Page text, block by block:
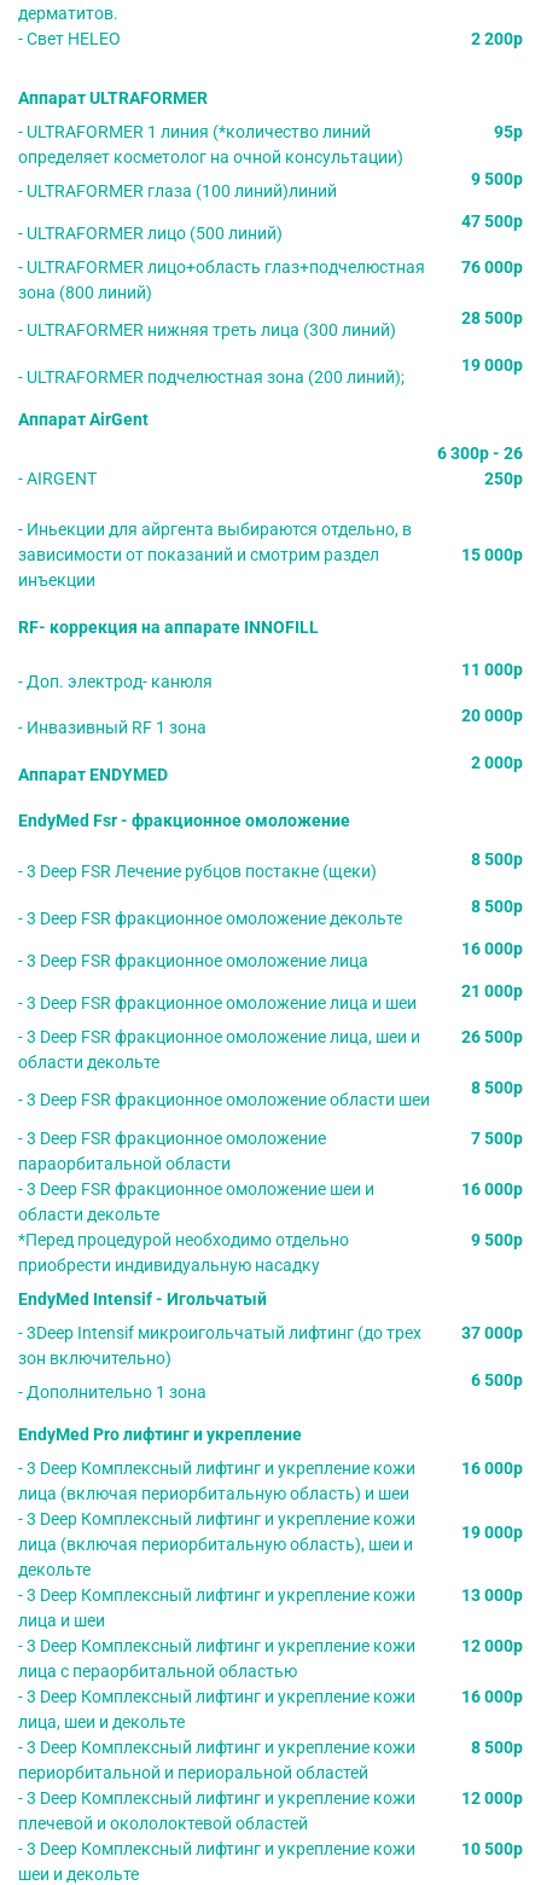
дерматитов.
- Свет HELEO 2 200р
Аппарат ULTRAFORMER
- ULTRAFORMER 1 линия (*количество линий
определяет косметолог на очной консультации)
95р
- ULTRAFORMER глаза (100 линий)линий
9 500р
- ULTRAFORMER лицо (500 линий)
47 500р
- ULTRAFORMER лицо+область глаз+подчелюстная
зона (800 линий)
76 000р
- ULTRAFORMER нижняя треть лица (300 линий)
28 500р
- ULTRAFORMER подчелюстная зона (200 линий);
19 000р
Аппарат AirGent
- AIRGENT
6 300р - 26
250р
- Иньекции для айргента выбираются отдельно, в
зависимости от показаний и смотрим раздел
инъекции
15 000р
RF- коррекция на аппарате INNOFILL
- Доп. электрод- канюля
11 000р
- Инвазивный RF 1 зона
20 000р
Аппарат ENDYMED
2 000р
EndyMed Fsr - фракционное омоложение
- 3 Deep FSR Лечение рубцов постакне (щеки)
8 500р
- 3 Deep FSR фракционное омоложение декольте
8 500р
- 3 Deep FSR фракционное омоложение лица
16 000р
- 3 Deep FSR фракционное омоложение лица и шеи
21 000р
- 3 Deep FSR фракционное омоложение лица, шеи и
области декольте
26 500р
- 3 Deep FSR фракционное омоложение области шеи
8 500р
- 3 Deep FSR фракционное омоложение
параорбитальной области
7 500р
- 3 Deep FSR фракционное омоложение шеи и
области декольте
16 000р
*Перед процедурой необходимо отдельно
приобрести индивидуальную насадку
9 500р
EndyMed Intensif - Игольчатый
- 3Deep Intensif микроигольчатый лифтинг (до трех
зон включительно)
37 000р
- Дополнительно 1 зона
6 500р
EndyMed Pro лифтинг и укрепление
- 3 Deep Комплексный лифтинг и укрепление кожи
лица (включая периорбитальную область) и шеи
16 000р
- 3 Deep Комплексный лифтинг и укрепление кожи
лица (включая периорбитальную область), шеи и
декольте
19 000р
- 3 Deep Комплексный лифтинг и укрепление кожи
лица и шеи
13 000р
- 3 Deep Комплексный лифтинг и укрепление кожи
лица с пераорбитальной областью
12 000р
- 3 Deep Комплексный лифтинг и укрепление кожи
лица, шеи и декольте
16 000р
- 3 Deep Комплексный лифтинг и укрепление кожи
периорбитальной и периоральной областей
8 500р
- 3 Deep Комплексный лифтинг и укрепление кожи
плечевой и окололоктевой областей
12 000р
- 3 Deep Комплексный лифтинг и укрепление кожи
шеи и декольте
10 500р